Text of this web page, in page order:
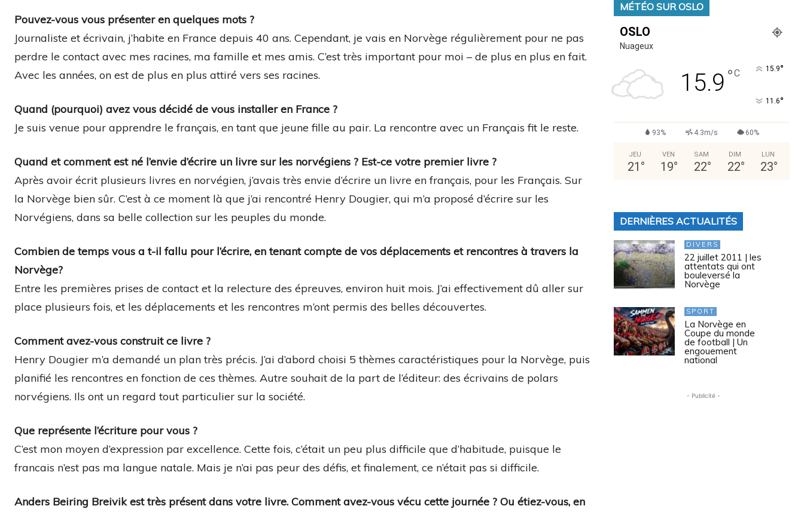
Pouvez-vous vous présenter en quelques mots ?
Journaliste et écrivain, j’habite en France depuis 40 ans. Cependant, je vais en Norvège régulièrement pour ne pas
perdre le contact avec mes racines, ma famille et mes amis. C’est très important pour moi – de plus en plus en fait.
Avec les années, on est de plus en plus attiré vers ses racines.
Quand (pourquoi) avez vous décidé de vous installer en France ?
Je suis venue pour apprendre le français, en tant que jeune fille au pair. La rencontre avec un Français fit le reste.
Quand et comment est né l’envie d’écrire un livre sur les norvégiens ? Est-ce votre premier livre ?
Après avoir écrit plusieurs livres en norvégien, j’avais très envie d’écrire un livre en français, pour les Français. Sur
la Norvège bien sûr. C’est à ce moment là que j’ai rencontré Henry Dougier, qui m’a proposé d’écrire sur les
Norvégiens, dans sa belle collection sur les peuples du monde.
Combien de temps vous a t-il fallu pour l’écrire, en tenant compte de vos déplacements et rencontres à travers la
Norvège?
Entre les premières prises de contact et la relecture des épreuves, environ huit mois. J’ai effectivement dû aller sur
place plusieurs fois, et les déplacements et les rencontres m’ont permis des belles découvertes.
Comment avez-vous construit ce livre ?
Henry Dougier m’a demandé un plan très précis. J’ai d’abord choisi 5 thèmes caractéristiques pour la Norvège, puis
planifié les rencontres en fonction de ces thèmes. Autre souhait de la part de l’éditeur: des écrivains de polars
norvégiens. Ils ont un regard tout particulier sur la société.
Que représente l’écriture pour vous ?
C’est mon moyen d’expression par excellence. Cette fois, c’était un peu plus difficile que d’habitude, puisque le
francais n’est pas ma langue natale. Mais je n’ai pas peur des défis, et finalement, ce n’était pas si difficile.
Anders Beiring Breivik est très présent dans votre livre. Comment avez-vous vécu cette journée ? Ou étiez-vous, en
MÉTÉO SUR OSLO
OSLO
Nuageux
15.9 °C 15.9°
11.6°
93% 4.3m/s 60%
JEU
21 °
VEN
19°
SAM
22°
DIM
22°
LUN
23°
DERNIÈRES ACTUALITÉS
DIVERS
22 juillet 2011 | les
attentats qui ont
bouleversé la
Norvège
SPORT
La Norvège en
Coupe du monde
de football | Un
engouement
national
- Publicité -